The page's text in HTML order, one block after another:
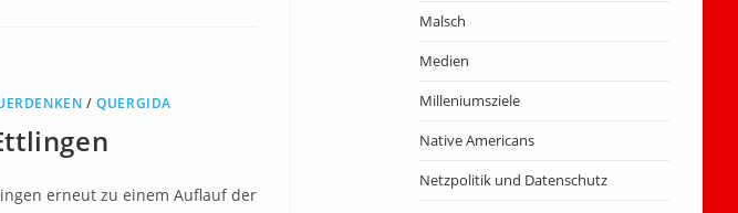
/QUERGIDA
erneut zu einem Auflauf der
Malsch
Medien
Milleniumsziele
Native Americans
Netzpolitik und Datenschutz